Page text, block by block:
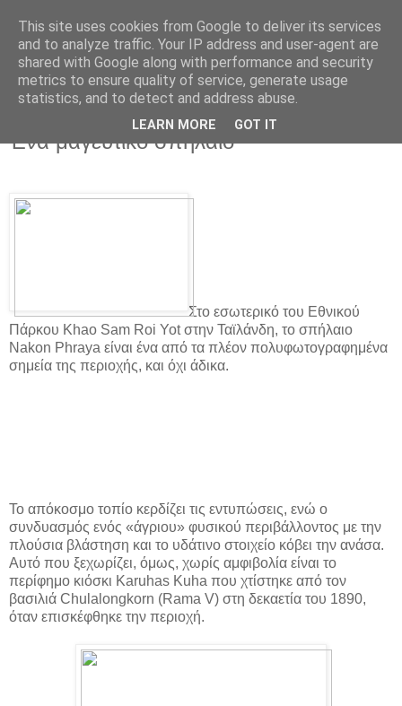
Ένα μαγευτικό σπήλαιο
Στο εσωτερικό του Εθνικού
Πάρκου Κhao Sam Roi Yot στην Ταϊλάνδη, το σπήλαιο
Nakon Phraya είναι ένα από τα πλέον πολυφωτογραφημένα
σημεία της περιοχής, και όχι άδικα.
Το απόκοσμο τοπίο κερδίζει τις εντυπώσεις, ενώ ο
συνδυασμός ενός «άγριου» φυσικού περιβάλλοντος με την
πλούσια βλάστηση και το υδάτινο στοιχείο κόβει την ανάσα.
Αυτό που ξεχωρίζει, όμως, χωρίς αμφιβολία είναι το
περίφημο κιόσκι Karuhas Kuha που χτίστηκε από τον
βασιλιά Chulalongkorn (Rama V) στη δεκαετία του 1890,
όταν επισκέφθηκε την περιοχή.
This site uses cookies from Google to deliver its services
and to analyze traffic. Your IP address and user-agent are
shared with Google along with performance and security
metrics to ensure quality of service, generate usage
statistics, and to detect and address abuse.
LEARN MORE GOT IT